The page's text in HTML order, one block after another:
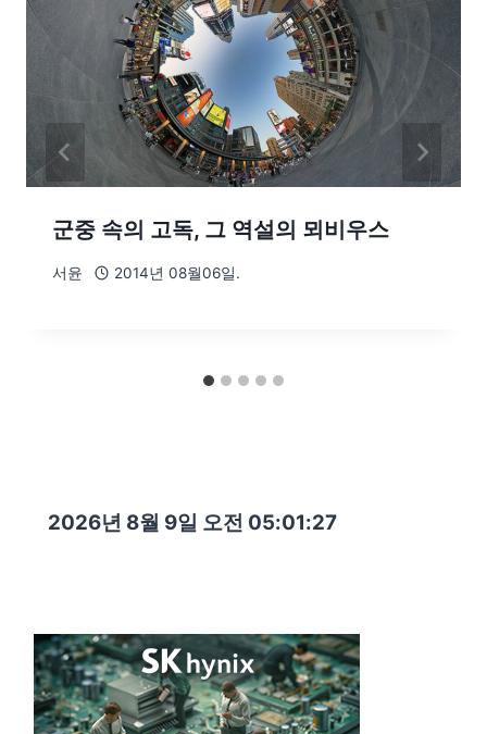
군중 속의 고독, 그 역설의 뫼비우스
서윤 2014년 08월06일.
2026년 8월 9일 오전 05:01:29